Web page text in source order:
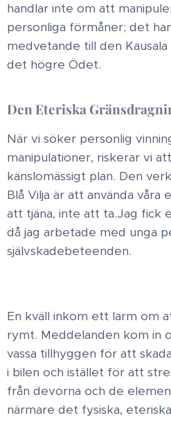
handlar inte om att
personliga förmåner; det
medvetande till den
det högre Ödet. ​
Den Eteriska
När vi söker personlig
manipulationer, riskerar vi
känslomässigt plan. Den
Blå Vilja är att använda våra
att tjäna, inte att ta. ​Jag fick
då jag arbetade med unga
självskadebeteenden. ​
En kväll inkom ett larm om
rymt. Meddelanden kom in
vassa tillhyggen för att
i bilen och istället för att
från devorna och de
närmare det fysiska,